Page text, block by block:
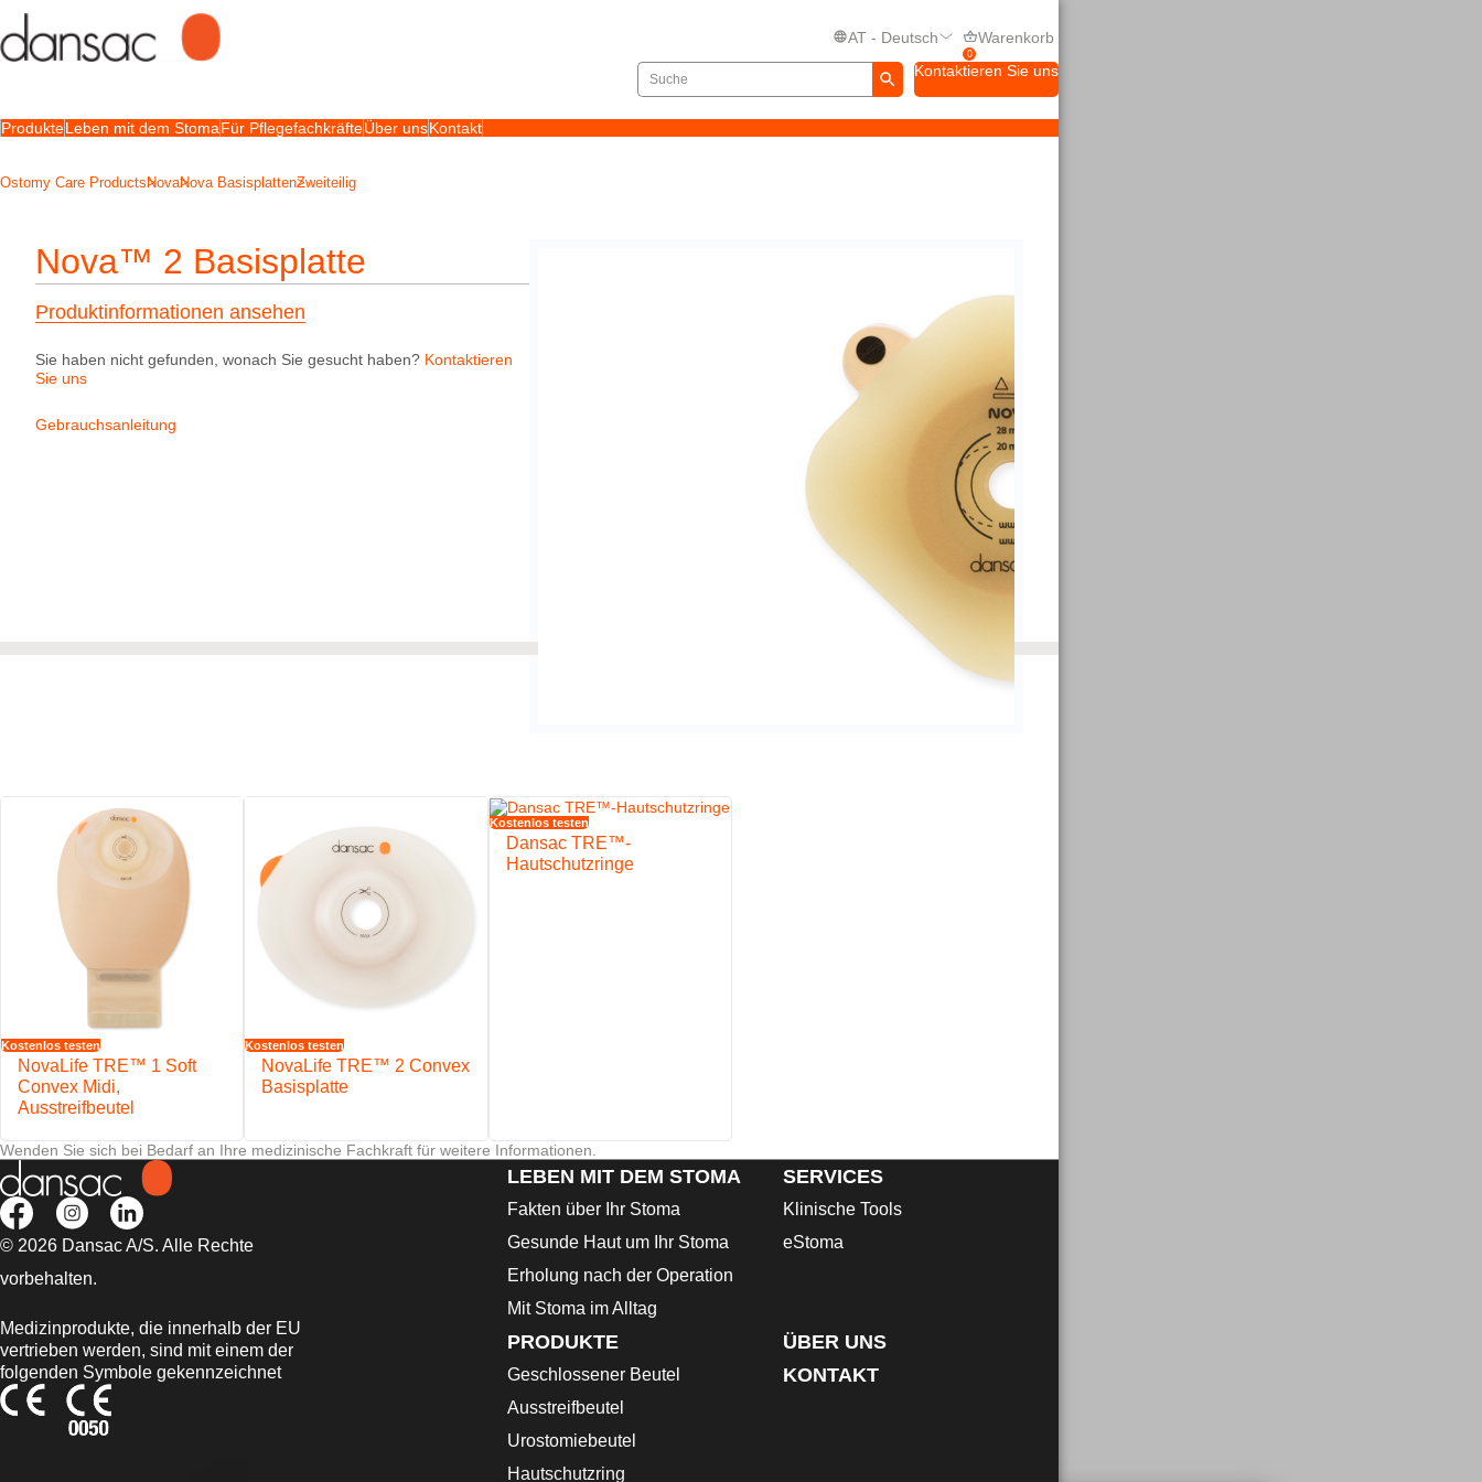
AT - Deutsch
0
Warenkorb
Kontaktieren Sie uns
ProdukteLeben mit dem StomaFür PflegefachkräfteÜber unsKontakt
Ostomy Care ProductsNovaNova BasisplattenZweiteilig
Nova™ 2 Basisplatte
Produktinformationen ansehen
Sie haben nicht gefunden, wonach Sie gesucht haben? Kontaktieren
Sie uns
Gebrauchsanleitung
Kostenlos testen
NovaLife TRE™ 1 Soft
Convex Midi,
Ausstreifbeutel
Kostenlos testen
NovaLife TRE™ 2 Convex
Basisplatte
Kostenlos testen
Dansac TRE™-
Hautschutzringe
Wenden Sie sich bei Bedarf an Ihre medizinische Fachkraft für weitere Informationen.
© 2026 Dansac A/S. Alle Rechte
vorbehalten.
Medizinprodukte, die innerhalb der EU
vertrieben werden, sind mit einem der
folgenden Symbole gekennzeichnet
LEBEN MIT DEM STOMA
Fakten über Ihr Stoma
Gesunde Haut um Ihr Stoma
Erholung nach der Operation
Mit Stoma im Alltag
SERVICES
Klinische Tools
eStoma
PRODUKTE
Geschlossener Beutel
Ausstreifbeutel
Urostomiebeutel
Hautschutzring
ÜBER UNS
KONTAKT